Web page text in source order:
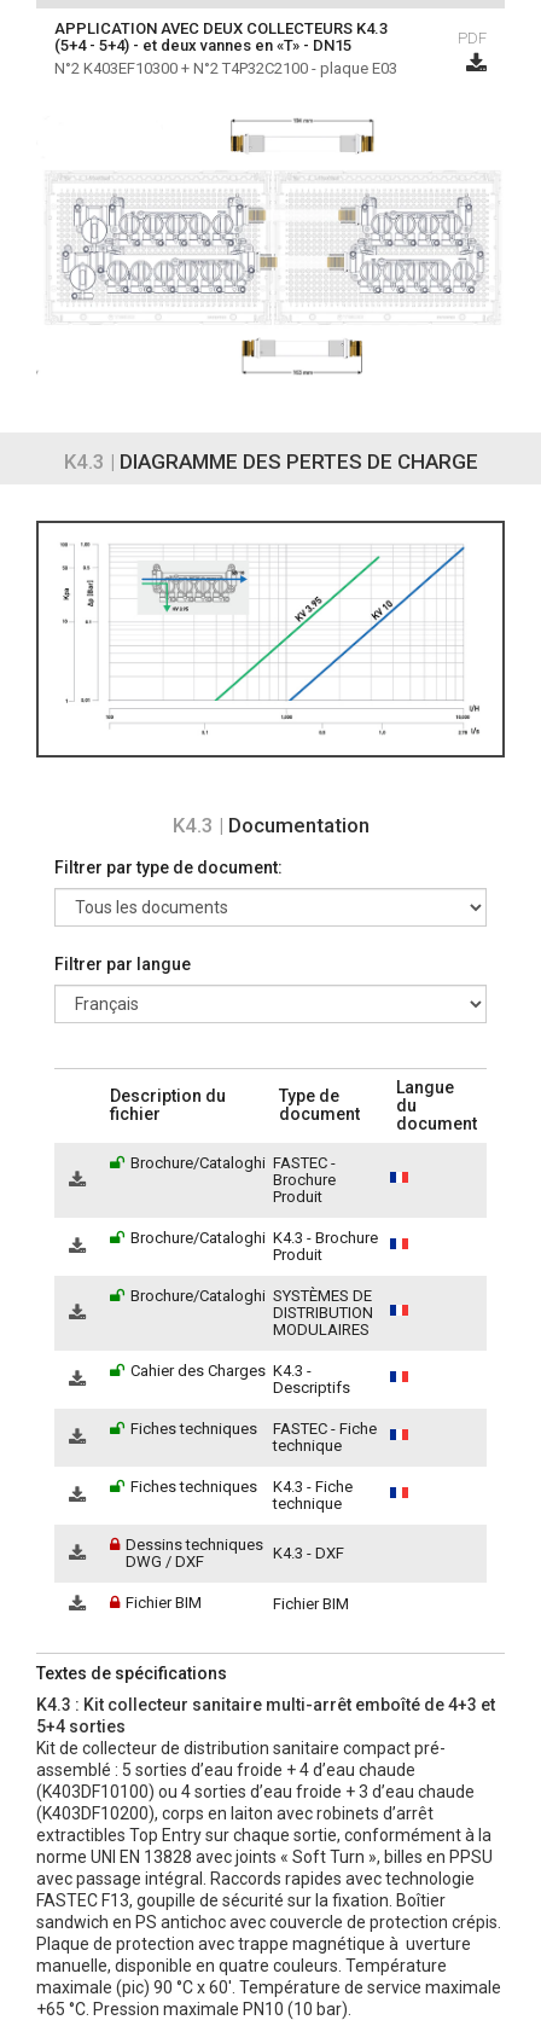
APPLICATION AVEC DEUX COLLECTEURS K4.3
(5+4 - 5+4) - et deux vannes en «T» - DN15
N°2 K403EF10300 + N°2 T4P32C2100 - plaque E03
PDF
K4.3 | DIAGRAMME DES PERTES DE CHARGE
K4.3 | Documentation
Filtrer par type de document:
Filtrer par langue
Description du
fichier
Type de
document
Langue
du
document
Brochure/Cataloghi FASTEC -
Brochure
Produit
Brochure/Cataloghi K4.3 - Brochure
Produit
Brochure/Cataloghi SYSTÈMES DE
DISTRIBUTION
MODULAIRES
Cahier des Charges K4.3 -
Descriptifs
Fiches techniques
FASTEC - Fiche
technique
Fiches techniques
K4.3 - Fiche
technique
Dessins techniques
DWG / DXF
K4.3 - DXF
Fichier BIM Fichier BIM
Textes de spécifications
K4.3 : Kit collecteur sanitaire multi-arrêt emboîté de 4+3 et
5+4 sorties
Kit de collecteur de distribution sanitaire compact pré-
assemblé : 5 sorties d’eau froide + 4 d’eau chaude
(K403DF10100) ou 4 sorties d’eau froide + 3 d’eau chaude
(K403DF10200), corps en laiton avec robinets d’arrêt
extractibles Top Entry sur chaque sortie, conformément à la
norme UNI EN 13828 avec joints « Soft Turn », billes en PPSU
avec passage intégral. Raccords rapides avec technologie
FASTEC F13, goupille de sécurité sur la fixation. Boîtier
sandwich en PS antichoc avec couvercle de protection crépis.
Plaque de protection avec trappe magnétique à uverture
manuelle, disponible en quatre couleurs. Température
maximale (pic) 90 °C x 60'. Température de service maximale
+65 °C. Pression maximale PN10 (10 bar).